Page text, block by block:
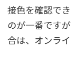
接色を確認で
のが一番です
合は、オンラ